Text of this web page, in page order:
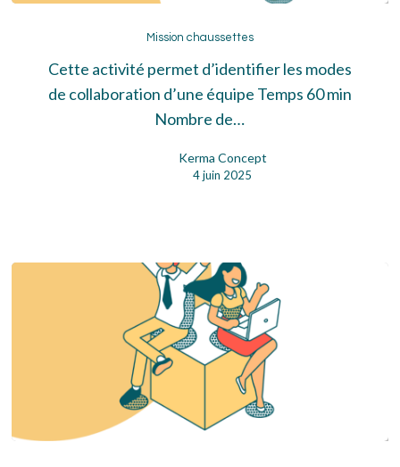
chaussettes
Mission chaussettes
Cette activité permet d’identifier les modes
de collaboration d’une équipe Temps 60 min
Nombre de…
Kerma Concept
4 juin 2025